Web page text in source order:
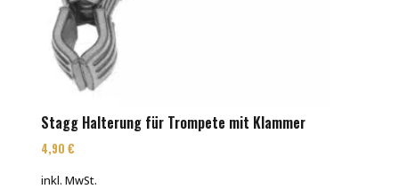
Stagg Halterung für Trompete mit Klammer
4,90€
inkl. MwSt.